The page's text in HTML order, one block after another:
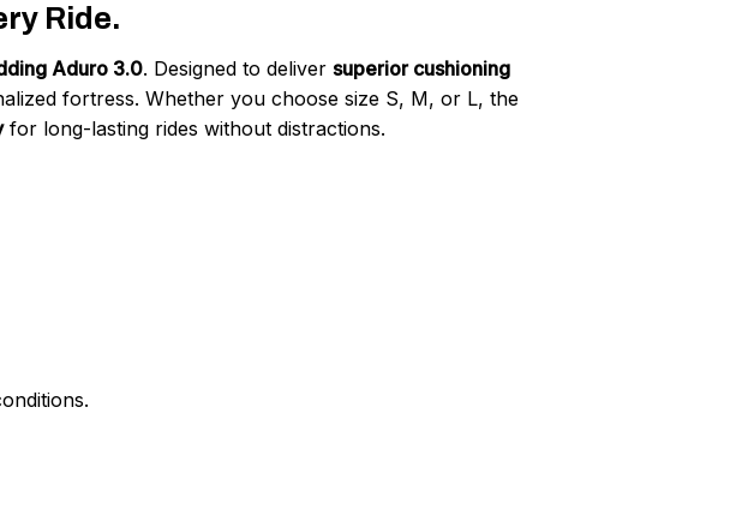
Ride.
Aduro 3.0. Designed to deliver superior cushioning
fortress. Whether you choose size S, M, or L, the
for long-lasting rides without distractions.